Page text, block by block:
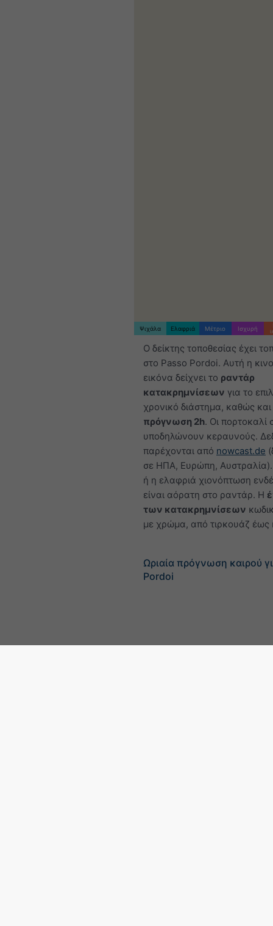
Ψιχάλα Ελαφριά Μέτριο Ισχυρή
Ο δείκτης τοποθεσίας έχει
στο Passo Pordoi. Αυτή η
εικόνα δείχνει το ραντάρ
κατακρημνίσεων για το
χρονικό διάστημα, καθώς και
πρόγνωση 2h. Οι πορτοκαλί
υποδηλώνουν κεραυνούς.
παρέχονται από nowcast.de
σε ΗΠΑ, Ευρώπη,
ή η ελαφριά χιονόπτωση
είναι αόρατη στο ραντάρ. Η
των κατακρημνίσεων
με χρώμα, από τιρκουάζ έως
Ωριαία πρόγνωση καιρού
Pordoi